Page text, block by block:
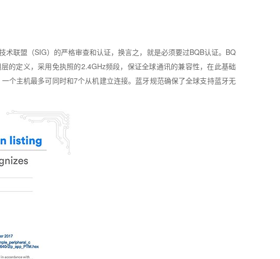
术联盟（SIG）的严格审查和认证，换言之，就是必须要过BQB认证。 BQ
的定义，采用免执照的2.4GHz频段，保证全球通讯的兼容性，在此基础
个主机最多可同时和7个从机建立连接。蓝牙规范确保了全球支持蓝牙无